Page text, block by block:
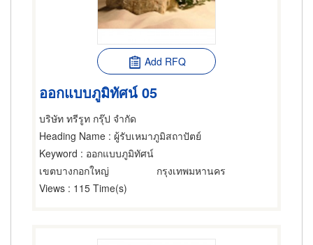
Add RFQ
ออกแบบภูมิทัศน์ 05
บริษัท ทรีรูท กรุ๊ป จำกัด
Heading Name : ผู้รับเหมาภูมิสถาปัตย์
Keyword : ออกแบบภูมิทัศน์
เขตบางกอกใหญ่
กรุงเทพมหานคร
Views : 115 Time(s)